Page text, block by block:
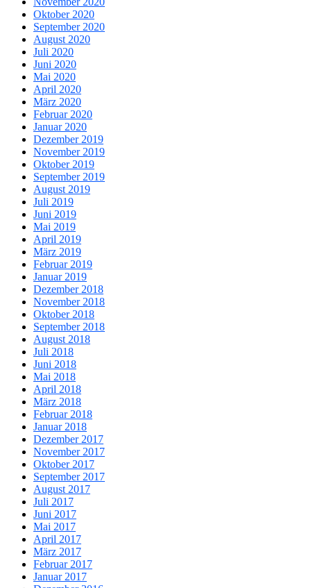
Oktober 2020
September 2020
August 2020
Juli 2020
Juni 2020
Mai 2020
April 2020
März 2020
Februar 2020
Januar 2020
Dezember 2019
November 2019
Oktober 2019
September 2019
August 2019
Juli 2019
Juni 2019
Mai 2019
April 2019
März 2019
Februar 2019
Januar 2019
Dezember 2018
November 2018
Oktober 2018
September 2018
August 2018
Juli 2018
Juni 2018
Mai 2018
April 2018
März 2018
Februar 2018
Januar 2018
Dezember 2017
November 2017
Oktober 2017
September 2017
August 2017
Juli 2017
Juni 2017
Mai 2017
April 2017
März 2017
Februar 2017
Januar 2017